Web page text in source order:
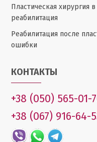
Пластическая хирургия
реабилитация
Реабилитация после
ошибки
КОНТАКТЫ
+38 (050) 565-01-
+38 (067) 916-64-